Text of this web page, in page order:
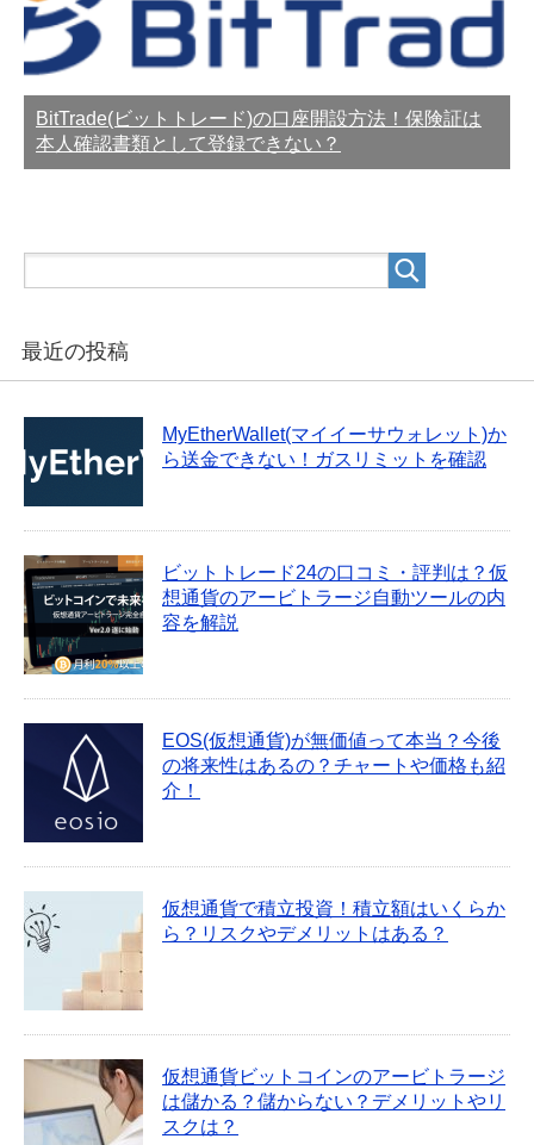
BitTrade(ビットトレード)の口座開設方法！保険証は
本人確認書類として登録できない？
最近の投稿
MyEtherWallet(マイイーサウォレット)か
ら送金できない！ガスリミットを確認
ビットトレード24の口コミ・評判は？仮
想通貨のアービトラージ自動ツールの内
容を解説
EOS(仮想通貨)が無価値って本当？今後
の将来性はあるの？チャートや価格も紹
介！
仮想通貨で積立投資！積立額はいくらか
ら？リスクやデメリットはある？
仮想通貨ビットコインのアービトラージ
は儲かる？儲からない？デメリットやリ
スクは？